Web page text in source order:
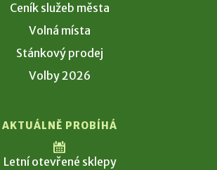
Ceník služeb města
Volná místa
Stánkový prodej
Volby 2026
AKTUÁLNĚ PROBÍHÁ
Letní otevřené sklepy